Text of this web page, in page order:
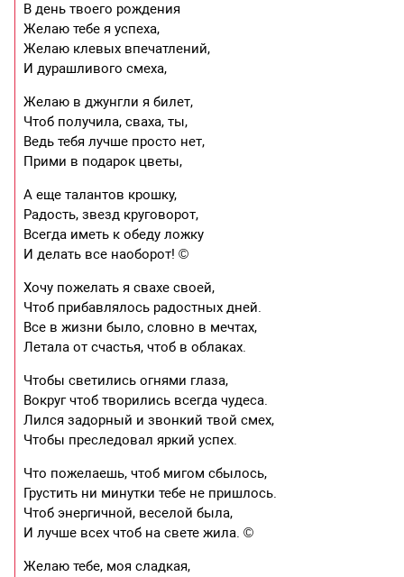
В день твоего рождения
Желаю тебе я успеха,
Желаю клевых впечатлений,
И дурашливого смеха,
Желаю в джунгли я билет,
Чтоб получила, сваха, ты,
Ведь тебя лучше просто нет,
Прими в подарок цветы,
А еще талантов крошку,
Радость, звезд круговорот,
Всегда иметь к обеду ложку
И делать все наоборот! ©
Хочу пожелать я свахе своей,
Чтоб прибавлялось радостных дней.
Все в жизни было, словно в мечтах,
Летала от счастья, чтоб в облаках.
Чтобы светились огнями глаза,
Вокруг чтоб творились всегда чудеса.
Лился задорный и звонкий твой смех,
Чтобы преследовал яркий успех.
Что пожелаешь, чтоб мигом сбылось,
Грустить ни минутки тебе не пришлось.
Чтоб энергичной, веселой была,
И лучше всех чтоб на свете жила. ©
Желаю тебе, моя сладкая,